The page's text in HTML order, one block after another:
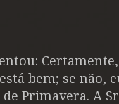
bem; se não,
Primavera. A